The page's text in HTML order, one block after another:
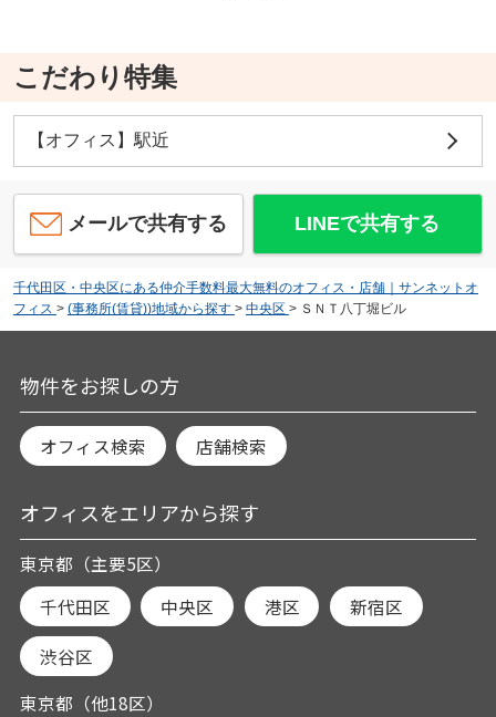
こだわり特集
【オフィス】駅近
メールで共有する LINEで共有する
千代田区・中央区にある仲介手数料最大無料のオフィス・店舗｜サンネットオ
フィス > (事務所(賃貸))地域から探す > 中央区 > ＳＮＴ八丁堀ビル
物件をお探しの方
オフィス検索 店舗検索
オフィスをエリアから探す
東京都（主要5区）
千代田区
中央区 港区 新宿区
渋谷区
東京都（他18区）